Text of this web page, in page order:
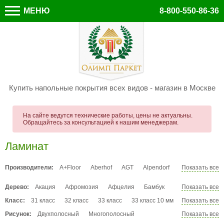
МЕНЮ 8-800-550-86-36
Купить напольные покрытия всех видов - магазин в Москве
На сайте ведутся технические работы, цены не актуальны.
Обращайтесь за консультацией к нашим менеджерам.
Ламинат
Производители: A+Floor Aberhof AGT
Alpendorf
Bau Master
Belfloor
Brilliant
Brugge
CBM
Classen
Clix Floor Plus
Cuberta
Показать все
Дерево: Акация Афромозия Афцелия
Бамбук
Береза
Бук Венге Верба
Вишня
Показать все
Класс:
31 класс 32 класс 33 класс
33 класс 10 мм
34 класс
34 класс 12 мм
Показать все
Рисунок:
Двухполосный
Многополосный
Показать все